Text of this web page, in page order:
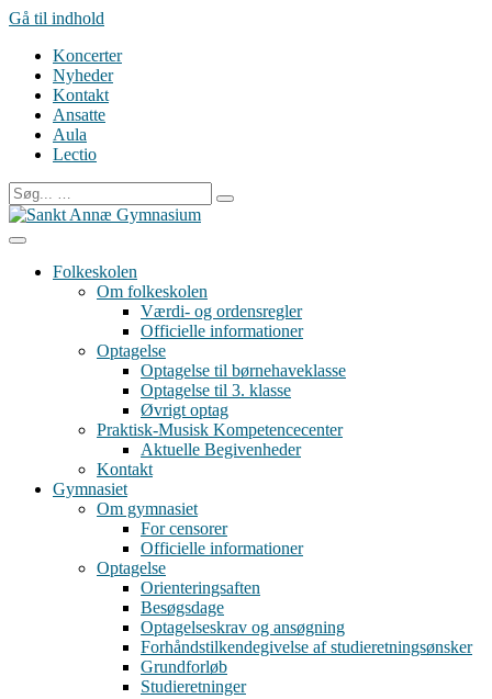
Gå til indhold
Koncerter
Nyheder
Kontakt
Ansatte
Aula
Lectio
Folkeskolen
Om folkeskolen
Værdi- og ordensregler
Officielle informationer
Optagelse
Optagelse til børnehaveklasse
Optagelse til 3. klasse
Øvrigt optag
Praktisk-Musisk Kompetencecenter
Aktuelle Begivenheder
Kontakt
Gymnasiet
Om gymnasiet
For censorer
Officielle informationer
Optagelse
Orienteringsaften
Besøgsdage
Optagelseskrav og ansøgning
Forhåndstilkendegivelse af studieretningsønsker
Grundforløb
Studieretninger